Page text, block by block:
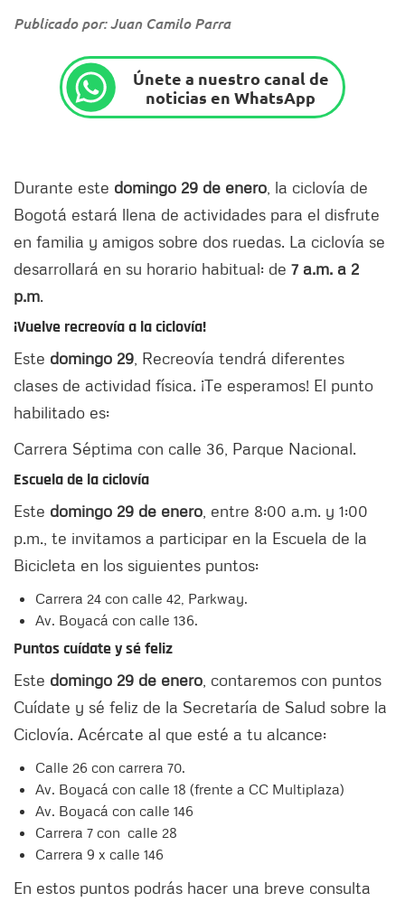
Publicado por: Juan Camilo Parra
Únete a nuestro canal de
noticias en WhatsApp
Durante este domingo 29 de enero , la ciclovía de
Bogotá estará llena de actividades para el disfrute
en familia y amigos sobre dos ruedas. La ciclovía se
desarrollará en su horario habitual: de 7 a.m. a 2
p.m.
¡Vuelve recreovía a la ciclovía!
Este domingo 29 , Recreovía tendrá diferentes
clases de actividad física. ¡Te esperamos! El punto
habilitado es:
Carrera Séptima con calle 36, Parque Nacional.
Escuela de la ciclovía
Este domingo 29 de enero , entre 8:00 a.m. y 1:00
p.m., te invitamos a participar en la Escuela de la
Bicicleta en los siguientes puntos:
Carrera 24 con calle 42, Parkway.
Av. Boyacá con calle 136.
Puntos cuídate y sé feliz
Este domingo 29 de enero , contaremos con puntos
Cuídate y sé feliz de la Secretaría de Salud sobre la
Ciclovía. Acércate al que esté a tu alcance:
Calle 26 con carrera 70.
Av. Boyacá con calle 18 (frente a CC Multiplaza)
Av. Boyacá con calle 146
Carrera 7 con calle 28
Carrera 9 x calle 146
En estos puntos podrás hacer una breve consulta